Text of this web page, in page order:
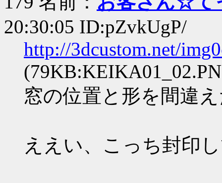
20:30:05 ID:pZvkUgP/
http://3dcustom.net/
窓の位置と形を間違
ええい、こっち封印